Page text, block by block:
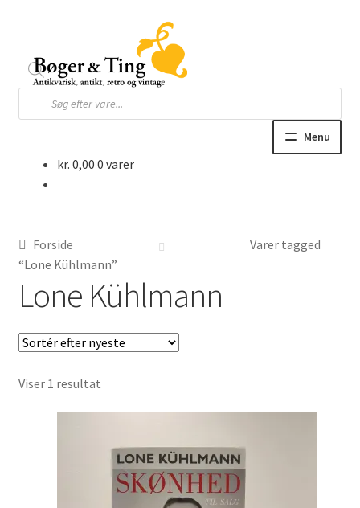
navigation
indhold
Products
search
Menu
Bøger og blade
Børnebøger
Ting
Jul og temaer
kr. 0,00 0 varer
Forside
Varer tagged
“Lone Kühlmann”
Lone Kühlmann
Viser 1 resultat